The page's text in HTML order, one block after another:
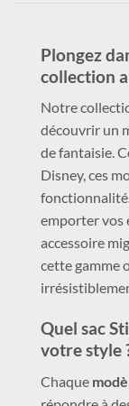
Plongez
collection
Notre
découvrir un
de fantaisie.
Disney, ces
emporter vos
accessoire
cette gamme
Quel sac
votre style
Chaque